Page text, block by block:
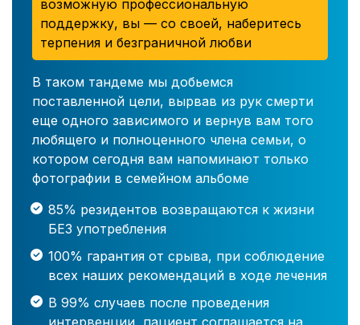
возможную профессиональную
поддержку, вы — со своей, наберитесь
терпения и безграничной любви
В таком тандеме мы добьемся
поставленной цели, вырвав из рук смерти
еще одного зависимого и вернув вам того
любящего и полноценного члена семьи, о
котором сегодня вам напоминают только
фотографии в семейном альбоме
85% резидентов возвращаются к жизни
БЕЗ употребления
100% гарантия от срыва, при соблюдение
всех наших рекомендаций в ходе лечения
В 99% случаев после проведения
интервенции, пациент соглашается на